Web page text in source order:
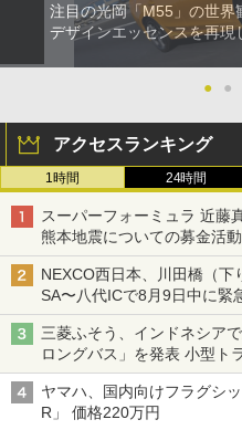
注目の光岡「M55」の世界
デザインエッセンスを再現
● ●
アクセスランキング
1時間 24時間
スーパーフォーミュラ 近藤
熊本地震についての募金活
NEXCO西日本、川田橋（
SA〜八代ICで8月9日中に緊
三菱ふそう、インドネシア
ロングバス」を発表 小型ト
バス
ヤマハ、国内向けフラグシ
R」 価格220万円